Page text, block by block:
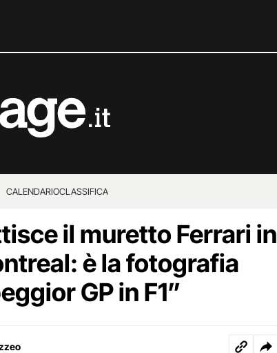
CALENDARIOCLASSIFICA
il muretto Ferrari in
è la fotografia
GP in F1”